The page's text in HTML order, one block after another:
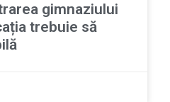
gimnaziului
trebuie să